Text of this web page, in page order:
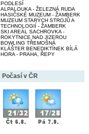
PODLESÍ
ALPALOUKA - ŽELEZNÁ RUDA
HASIČSKÉ MUZEUM - ŽAMBERK
MUZEUM STARÝCH STROJŮ A
TECHNOLOGIÍ - ŽAMBERK
SKI AREÁL SACHROVKA -
ROKYTNICE NAD JIZEROU
BOWLING TŘEMOŠNÁ
KLÁŠTER BENEDIKTÍNEK BÍLÁ
HORA - PRAHA, ŘEPY
Počasí v ČR